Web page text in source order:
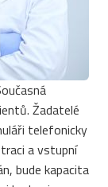
Žadatelé
telefonicky
a vstupní
bude kapacita